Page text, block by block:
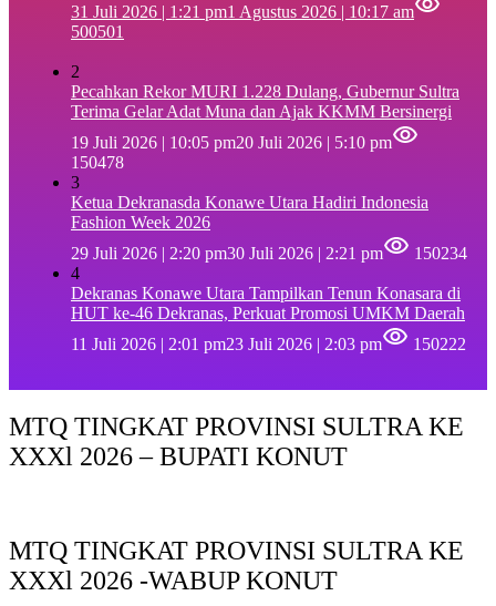
31 Juli 2026 | 1:21 pm1 Agustus 2026 | 10:17 am
500501
2
Pecahkan Rekor MURI 1.228 Dulang, Gubernur Sultra
Terima Gelar Adat Muna dan Ajak KKMM Bersinergi
19 Juli 2026 | 10:05 pm20 Juli 2026 | 5:10 pm
150478
3
Ketua Dekranasda Konawe Utara Hadiri Indonesia
Fashion Week 2026
29 Juli 2026 | 2:20 pm30 Juli 2026 | 2:21 pm
150234
4
Dekranas Konawe Utara Tampilkan Tenun Konasara di
HUT ke-46 Dekranas, Perkuat Promosi UMKM Daerah
11 Juli 2026 | 2:01 pm23 Juli 2026 | 2:03 pm 150222
MTQ TINGKAT PROVINSI SULTRA KE
XXXl 2026 – BUPATI KONUT
MTQ TINGKAT PROVINSI SULTRA KE
XXXl 2026 -WABUP KONUT